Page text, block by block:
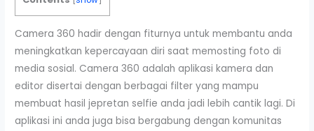
Camera 360 hadir dengan fiturnya untuk membantu anda
meningkatkan kepercayaan diri saat memosting foto di
media sosial. Camera 360 adalah aplikasi kamera dan
editor disertai dengan berbagai filter yang mampu
membuat hasil jepretan selfie anda jadi lebih cantik lagi. Di
aplikasi ini anda juga bisa bergabung dengan komunitas